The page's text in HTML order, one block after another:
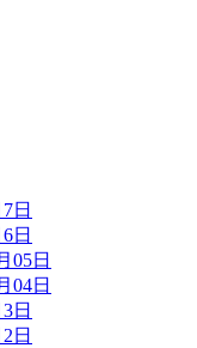
日
日
05日
04日
日
日